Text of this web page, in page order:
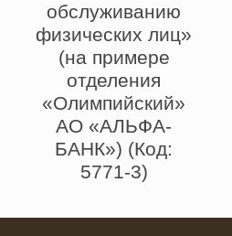
обслуживанию
физических лиц»
(на примере
отделения
«Олимпийский»
АО «АЛЬФА-
БАНК») (Код:
5771-3)